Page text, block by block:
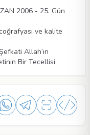
2006 - 25. Gün
ve kalite
Allah’ın
Bir Tecellisi